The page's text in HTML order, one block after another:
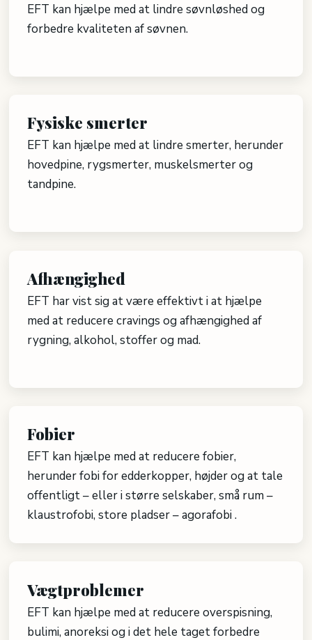
EFT kan hjælpe med at lindre søvnløshed og
forbedre kvaliteten af ​​søvnen.
Fysiske smerter
EFT kan hjælpe med at lindre smerter, herunder
hovedpine, rygsmerter, muskelsmerter og
tandpine.​
Afhængighed
EFT har vist sig at være effektivt i at hjælpe
med at reducere cravings og afhængighed af
rygning, alkohol, stoffer og mad.​
Fobier
EFT kan hjælpe med at reducere fobier,
herunder fobi for edderkopper, højder og at tale
offentligt – eller i større selskaber, små rum –
klaustrofobi, store pladser – agorafobi .
Vægtproblemer
EFT kan hjælpe med at reducere overspisning,
bulimi, anoreksi og i det hele taget forbedre